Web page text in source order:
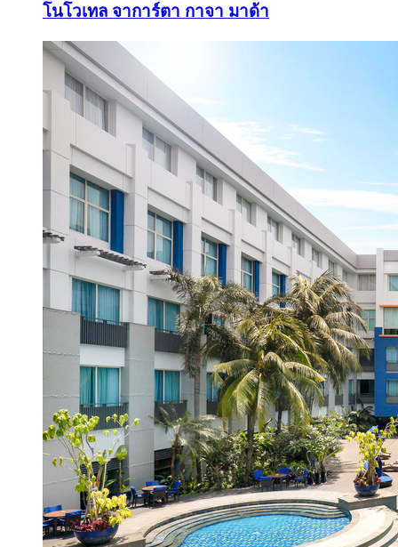
โนโวเทล จาการ์ตา กาจา มาด้า